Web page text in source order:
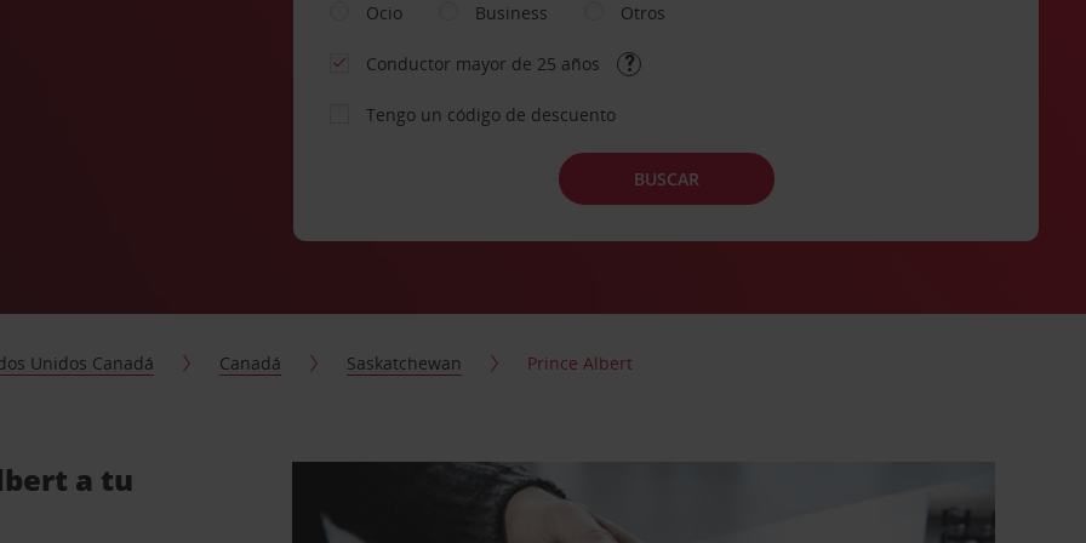
Ocio Business Otros
Conductor mayor de 25 años
Tengo un código de descuento
BUSCAR
Unidos Canadá Canadá Saskatchewan Prince Albert
a tu